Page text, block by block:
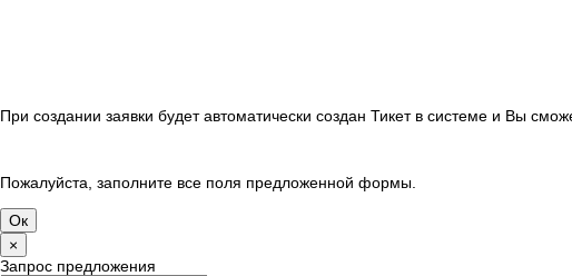
При создании заявки будет автоматически создан Тикет в системе и Вы
Пожалуйста, заполните все поля предложенной формы.
×
Запрос предложения